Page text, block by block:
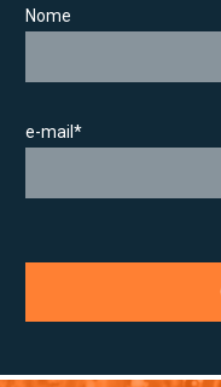
Nome
e-mail*